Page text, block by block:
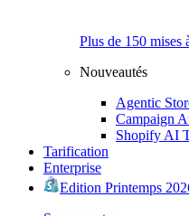
Plus de 150 mises
Nouveautés
Agentic
Campaign
Shopify AI
Tarification
Enterprise
Edition Printemps